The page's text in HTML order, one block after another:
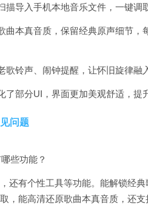
导入手机本地音乐文件，一键调
曲本真音质，保留经典原声细节
铃声、闹钟提醒，让怀旧旋律融
部分UI，界面更加美观舒适，提
问题
些功能？
还有个性工具等功能。能解锁经
，能高清还原歌曲本真音质，还支